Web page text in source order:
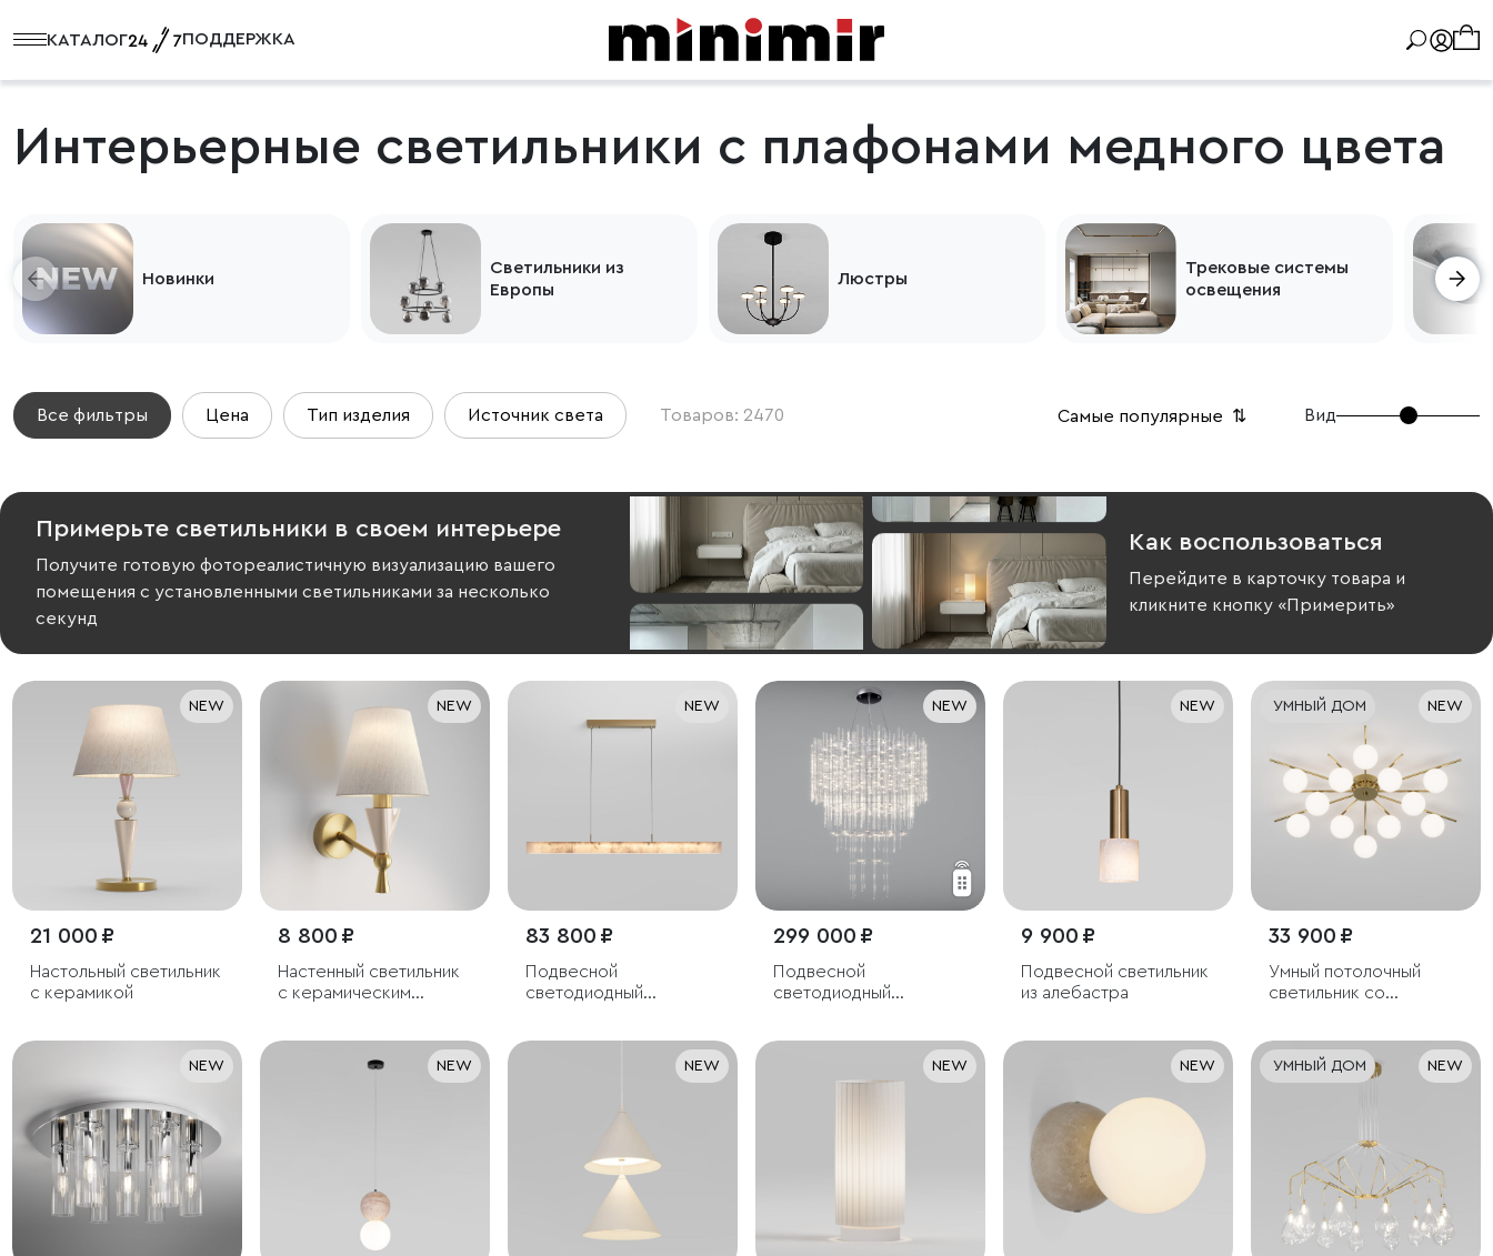
КАТАЛОГ ПОДДЕРЖКА
Интерьерные светильники с плафонами медного цвета
Новинки
Светильники из
Европы
Люстры
Трековые системы
освещения
Все фильтры Цена Тип изделия Источник света Товаров: 2470 Самые популярные ⇅ Вид
Примерьте светильники в своем интерьере
Получите готовую фотореалистичную визуализацию вашего
помещения с установленными светильниками за несколько
секунд
Как воспользоваться
Перейдите в карточку товара и
кликните кнопку «Примерить»
NEW
21 000 ₽
Настольный светильник
с керамикой
NEW
8 800 ₽
Настенный светильник
с керамическим
NEW
83 800 ₽
Подвесной
светодиодный
NEW
299 000 ₽
Подвесной
светодиодный
NEW
9 900 ₽
Подвесной светильник
из алебастра
УМНЫЙ ДОМ NEW
33 900 ₽
Умный потолочный
светильник со
лампочку G9
NEW NEW NEW NEW NEW УМНЫЙ ДОМ NEW